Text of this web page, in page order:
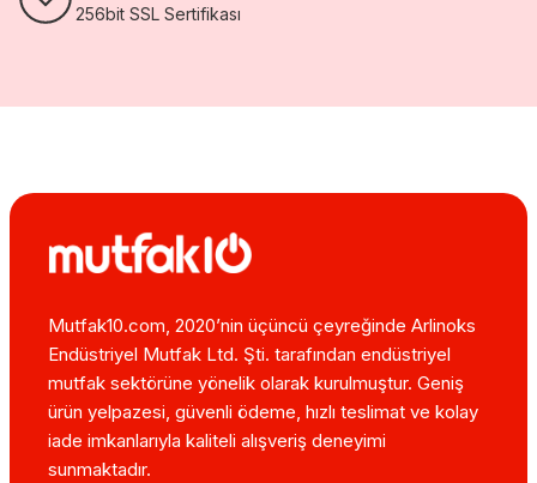
256bit SSL Sertifikası
Mutfak10.com, 2020’nin üçüncü çeyreğinde Arlinoks
Endüstriyel Mutfak Ltd. Şti. tarafından endüstriyel
mutfak sektörüne yönelik olarak kurulmuştur. Geniş
ürün yelpazesi, güvenli ödeme, hızlı teslimat ve kolay
iade imkanlarıyla kaliteli alışveriş deneyimi
sunmaktadır.